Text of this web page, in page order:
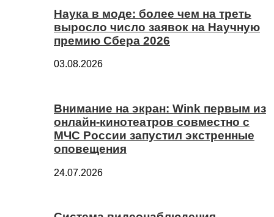
Наука в моде: более чем на треть
выросло число заявок на Научную
премию Сбера 2026
03.08.2026
Внимание на экран: Wink первым из
онлайн-кинотеатров совместно с
МЧС России запустил экстренные
оповещения
24.07.2026